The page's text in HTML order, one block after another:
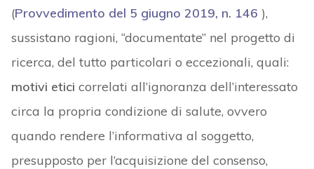
(Provvedimento del 5 giugno 2019, n. 146 ),
sussistano ragioni, “documentate” nel progetto di
ricerca, del tutto particolari o eccezionali, quali:
motivi etici correlati all’ignoranza dell’interessato
circa la propria condizione di salute, ovvero
quando rendere l’informativa al soggetto,
presupposto per l’acquisizione del consenso,